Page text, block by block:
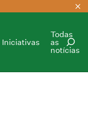
Iniciativas
Todas
as
notícias